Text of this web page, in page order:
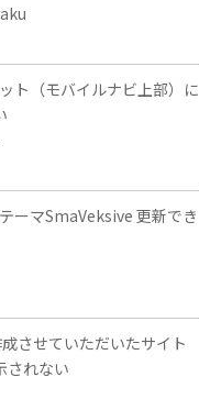
ト（モバイルナビ上部）に
ーマSmaVeksive 更新でき
させていただいたサイト
されない